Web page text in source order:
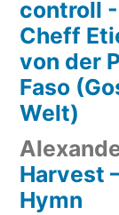
controll
Cheff
von der
Faso
Welt)
Harvest
Hymn